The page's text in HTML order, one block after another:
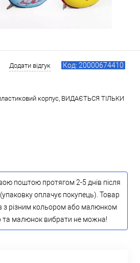
Додати відгук Код: 20000674410
корпус, ВИДАЄТЬСЯ ТІЛЬКИ
поштою протягом 2-5 днів після
оплачує покупець). Товар
з різним кольором або малюнком
та малюнок вибрати не можна!